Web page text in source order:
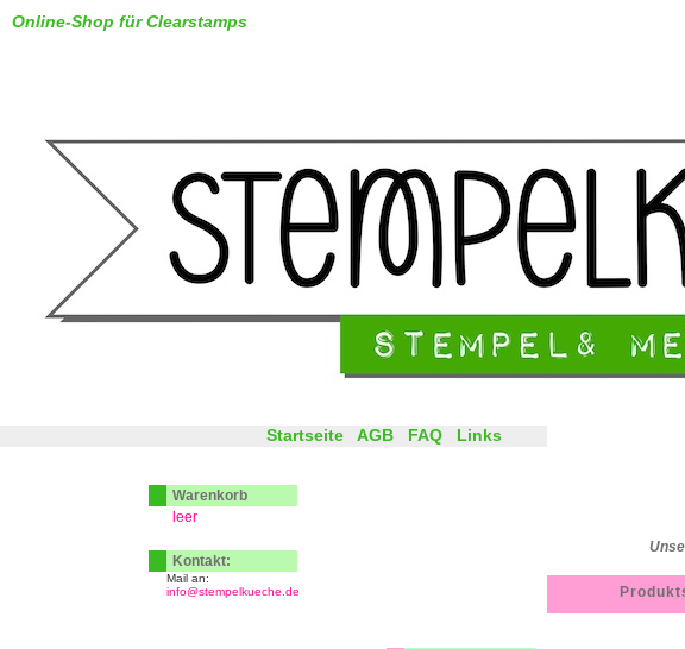
Online-Shop für Clearstamps
Startseite AGB FAQ Links
Warenkorb
leer
Kontakt:
Mail an:
info@stempelkueche.de